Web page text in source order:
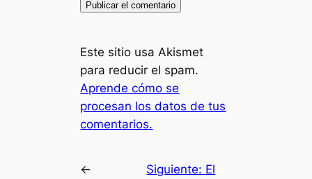
Este sitio usa Akismet
para reducir el spam.
Aprende cómo se
procesan los datos de tus
comentarios.
←
Siguiente: El